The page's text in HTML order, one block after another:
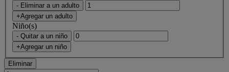
- Eliminar a un adulto
+Agregar un adulto
Niño(s)
- Quitar a un niño
+Agregar un niño
Eliminar